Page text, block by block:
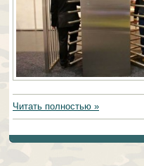
Читать полностью »